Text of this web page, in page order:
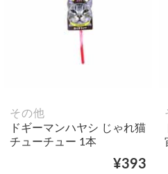
その他
ドギーマンハヤシ じゃれ猫
チューチュー 1本
¥393